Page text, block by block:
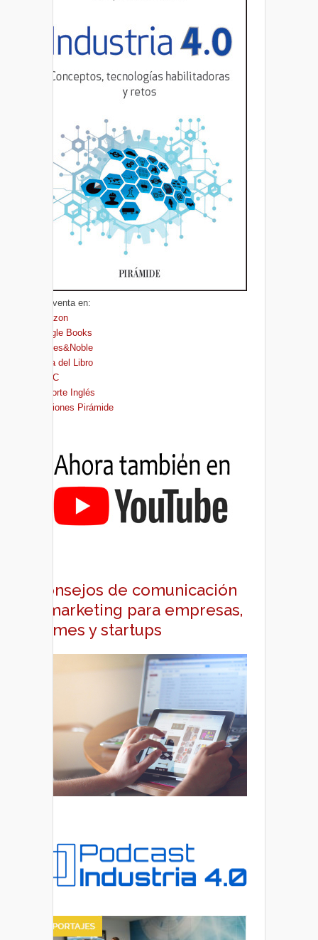
A la venta en:
Amazon
Google Books
Barnes&Noble
Casa del Libro
FNAC
El Corte Inglés
Ediciones Pirámide
Consejos de comunicación
y marketing para empresas,
pymes y startups